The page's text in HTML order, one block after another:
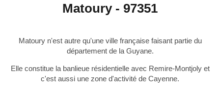
Matoury - 97351
Matoury n'est autre qu'une ville française faisant partie du
département de la Guyane.
Elle constitue la banlieue résidentielle avec Remire-Montjoly et
c'est aussi une zone d'activité de Cayenne.